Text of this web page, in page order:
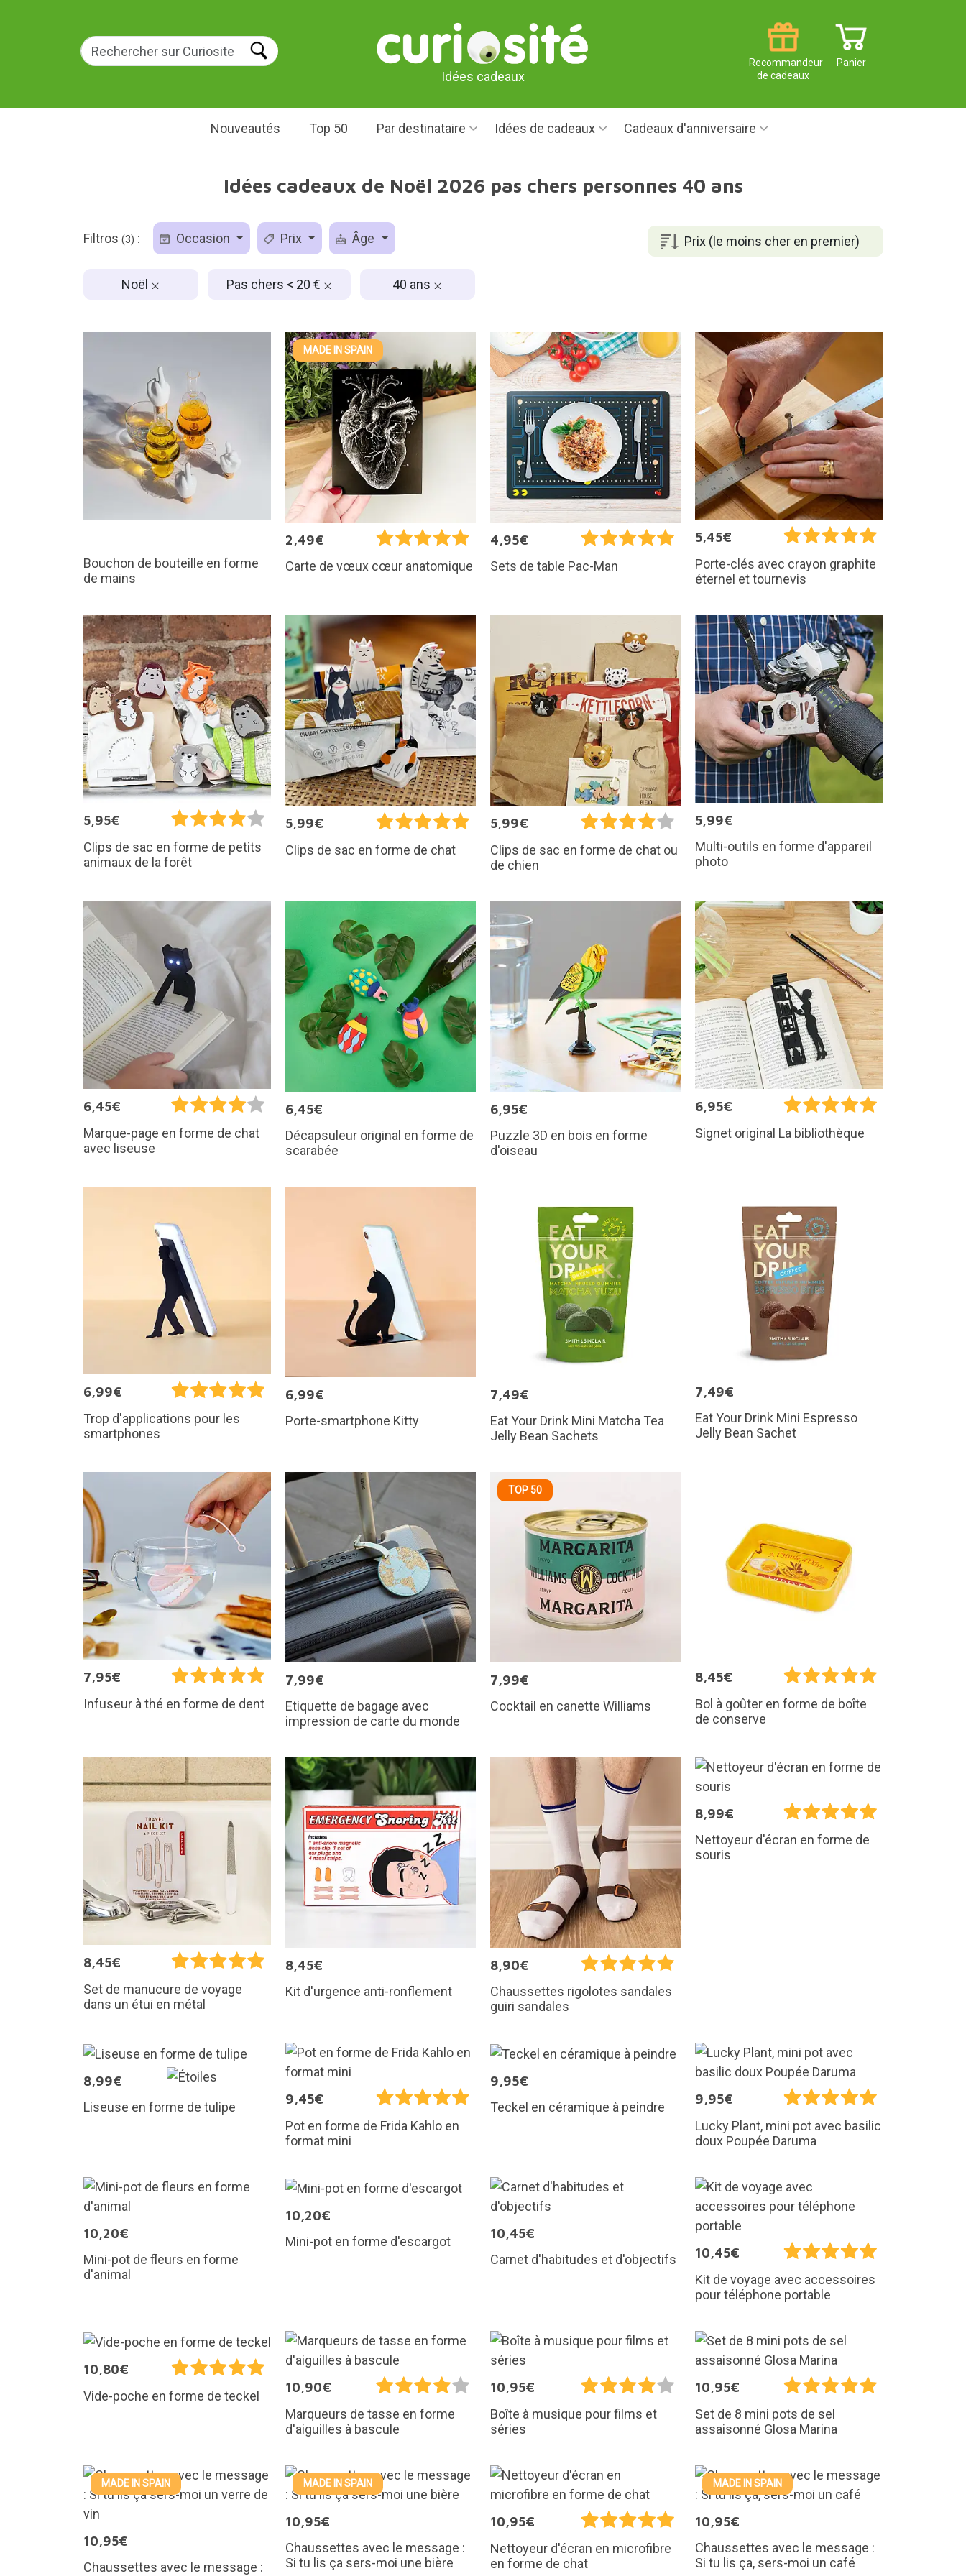
Idées cadeaux
Panier
Recommandeur
de cadeaux
Nouveautés Top 50 Par destinataire Idées de cadeaux Cadeaux d'anniversaire
Idées cadeaux de Noël 2026 pas chers personnes 40 ans
Prix (le moins cher en premier)
Filtros (3) : Occasion Prix Âge
Noël Pas chers < 20 € 40 ans
Bouchon de bouteille en forme
de mains
MADE IN SPAIN
2,49€
Carte de vœux cœur anatomique
4,95€
Sets de table Pac-Man
5,45€
Porte-clés avec crayon graphite
éternel et tournevis
5,95€
Clips de sac en forme de petits
animaux de la forêt
5,99€
Clips de sac en forme de chat
5,99€
Clips de sac en forme de chat ou
de chien
5,99€
Multi-outils en forme d'appareil
photo
6,45€
Marque-page en forme de chat
avec liseuse
6,45€
Décapsuleur original en forme de
scarabée
6,95€
Puzzle 3D en bois en forme
d'oiseau
6,95€
Signet original La bibliothèque
6,99€
Trop d'applications pour les
smartphones
6,99€
Porte-smartphone Kitty
7,49€
Eat Your Drink Mini Matcha Tea
Jelly Bean Sachets
7,49€
Eat Your Drink Mini Espresso
Jelly Bean Sachet
7,95€
Infuseur à thé en forme de dent
7,99€
Etiquette de bagage avec
impression de carte du monde
TOP 50
7,99€
Cocktail en canette Williams
8,45€
Bol à goûter en forme de boîte
de conserve
8,45€
Set de manucure de voyage
dans un étui en métal
8,45€
Kit d'urgence anti-ronflement
8,90€
Chaussettes rigolotes sandales
guiri sandales
8,99€
Nettoyeur d'écran en forme de
souris
8,99€
Liseuse en forme de tulipe
9,45€
Pot en forme de Frida Kahlo en
format mini
9,95€
Teckel en céramique à peindre
9,95€
Lucky Plant, mini pot avec basilic
doux Poupée Daruma
10,20€
Mini-pot de fleurs en forme
d'animal
10,20€
Mini-pot en forme d'escargot
10,45€
Carnet d'habitudes et d'objectifs
10,45€
Kit de voyage avec accessoires
pour téléphone portable
10,80€
Vide-poche en forme de teckel
10,90€
Marqueurs de tasse en forme
d'aiguilles à bascule
10,95€
Boîte à musique pour films et
séries
10,95€
Set de 8 mini pots de sel
assaisonné Glosa Marina
MADE IN SPAIN
10,95€
Chaussettes avec le message :
MADE IN SPAIN
10,95€
Chaussettes avec le message :
Si tu lis ça sers-moi une bière
10,95€
Nettoyeur d'écran en microfibre
en forme de chat
MADE IN SPAIN
10,95€
Chaussettes avec le message :
Si tu lis ça, sers-moi un café